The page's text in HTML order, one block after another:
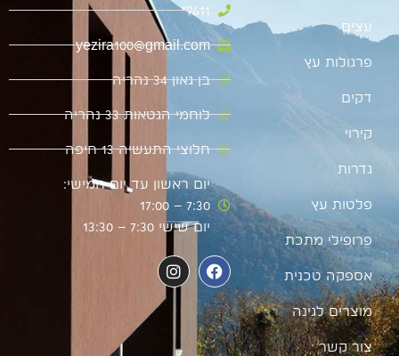
עצים
פרגולות עץ
דקים
קירוי
גדרות
פלטות עץ
פרופילי מתכת
אספקה טכנית
מוצרים לגינה
צור קשר
9611*
yezira100@gmail.com
בן גאון 34 נהריה
לוחמי הגטאות 33 נהריה
חלוצי התעשיה 13 חיפה
יום ראשון עד יום חמישי:
7:30 – 17:00
יום שישי 7:30 – 13:30